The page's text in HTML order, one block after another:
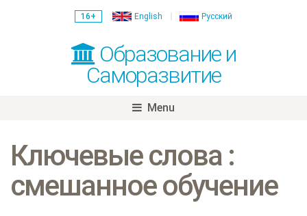
16+ English Русский
Образование и
Саморазвитие
Menu
content
Ключевые слова :
смешанное обучение